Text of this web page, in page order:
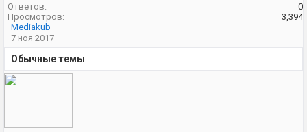
Ответов:
0
Просмотров:
3,394
Mediakub
7 ноя 2017
Обычные темы